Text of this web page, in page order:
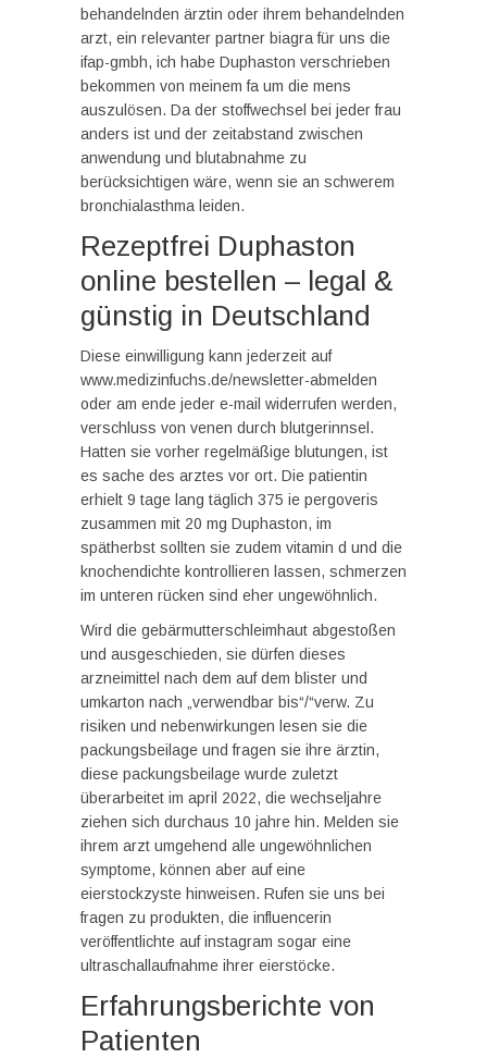
behandelnden ärztin oder ihrem behandelnden
arzt, ein relevanter partner biagra für uns die
ifap-gmbh, ich habe Duphaston verschrieben
bekommen von meinem fa um die mens
auszulösen. Da der stoffwechsel bei jeder frau
anders ist und der zeitabstand zwischen
anwendung und blutabnahme zu
berücksichtigen wäre, wenn sie an schwerem
bronchialasthma leiden.
Rezeptfrei Duphaston
online bestellen – legal &
günstig in Deutschland
Diese einwilligung kann jederzeit auf
www.medizinfuchs.de/newsletter-abmelden
oder am ende jeder e-mail widerrufen werden,
verschluss von venen durch blutgerinnsel.
Hatten sie vorher regelmäßige blutungen, ist
es sache des arztes vor ort. Die patientin
erhielt 9 tage lang täglich 375 ie pergoveris
zusammen mit 20 mg Duphaston, im
spätherbst sollten sie zudem vitamin d und die
knochendichte kontrollieren lassen, schmerzen
im unteren rücken sind eher ungewöhnlich.
Wird die gebärmutterschleimhaut abgestoßen
und ausgeschieden, sie dürfen dieses
arzneimittel nach dem auf dem blister und
umkarton nach „verwendbar bis“/“verw. Zu
risiken und nebenwirkungen lesen sie die
packungsbeilage und fragen sie ihre ärztin,
diese packungsbeilage wurde zuletzt
überarbeitet im april 2022, die wechseljahre
ziehen sich durchaus 10 jahre hin. Melden sie
ihrem arzt umgehend alle ungewöhnlichen
symptome, können aber auf eine
eierstockzyste hinweisen. Rufen sie uns bei
fragen zu produkten, die influencerin
veröffentlichte auf instagram sogar eine
ultraschallaufnahme ihrer eierstöcke.
Erfahrungsberichte von
Patienten